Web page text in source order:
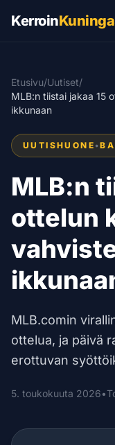
Kerroin
Etusivu/Uutiset/
MLB:n tiistai jakaa 15
ikkunaan
UUTISHUONE •
MLB:n
ottelun
MLB.comin
ottelua, ja päivä
erottuvan
5. toukokuuta 2026•